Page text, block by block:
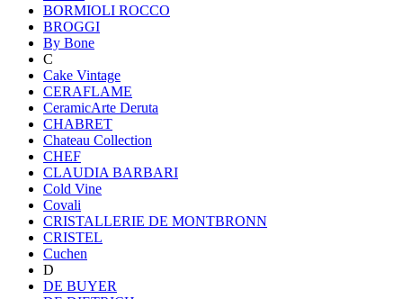
BORMIOLI ROCCO
BROGGI
By Bone
C
Cake Vintage
CERAFLAME
CeramicArte Deruta
CHABRET
Chateau Collection
CHEF
CLAUDIA BARBARI
Cold Vine
Covali
CRISTALLERIE DE MONTBRONN
CRISTEL
Cuchen
D
DE BUYER